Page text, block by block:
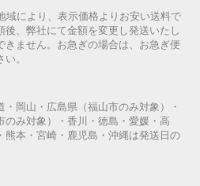
域により、表示価格よりお安い送料で
後、弊社にて金額を変更し発送いたし
きません。お急ぎの場合は、お急ぎ便
。
岡山・広島県（福山市のみ対象）・
のみ対象）・香川・徳島・愛媛・高
熊本・宮崎・鹿児島・沖縄は発送日の